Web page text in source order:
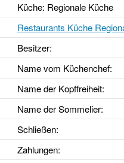
Küche: Regionale Küche
Restaurants Küche
Besitzer:
Name vom Küchenchef:
Name der Kopffreiheit:
Name der Sommelier:
Schließen:
Zahlungen: